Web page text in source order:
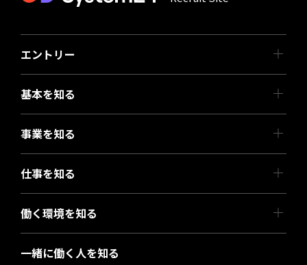
エントリー
基本を知る
事業を知る
仕事を知る
働く環境を知る
一緒に働く人を知る